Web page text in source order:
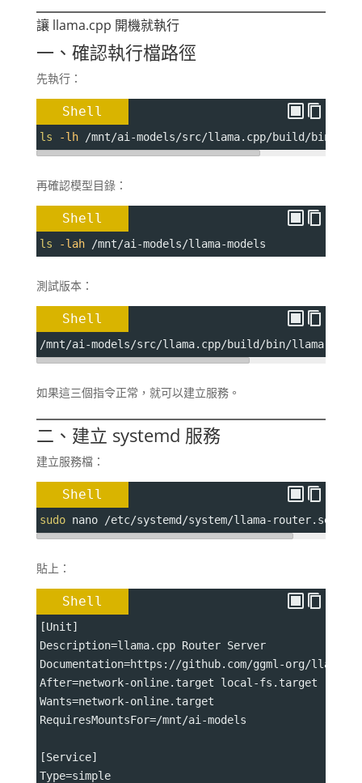
讓 llama.cpp 開機就執行
一、確認執行檔路徑
先執行：
Shell
ls -lh /mnt/ai-models/src/llama.cpp/build/bin/
再確認模型目錄：
Shell
ls -lah /mnt/ai-models/llama-models
測試版本：
Shell
/mnt/ai-models/src/llama.cpp/build/bin/llama-
如果這三個指令正常，就可以建立服務。
二、建立 systemd 服務
建立服務檔：
Shell
sudo nano /etc/systemd/system/llama-router.service
貼上：
Shell
[Unit]
Description=llama.cpp Router Server
Documentation=https://github.com/ggml-org/
After=network-online.target local-fs.target
Wants=network-online.target
RequiresMountsFor=/mnt/ai-models
[Service]
Type=simple